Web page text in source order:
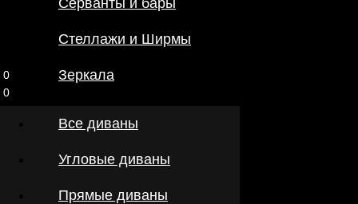
Серванты и бары
Стеллажи и Ширмы
Зеркала
Все диваны
Угловые диваны
Прямые диваны